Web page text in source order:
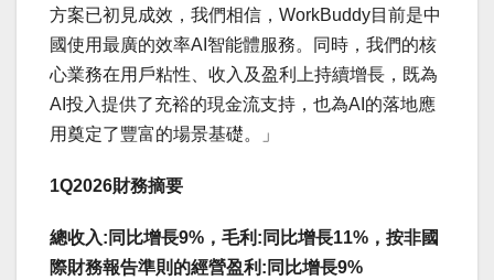
方案已初見成效，我們相信，WorkBuddy目前是中
國使用最廣的效率AI智能體服務。同時，我們的核
心業務在用戶粘性、收入及盈利上持續增長，既為
AI投入提供了充裕的現金流支持，也為AI的落地應
用奠定了豐富的場景基礎。」
1Q2026財務摘要
總收入: 同比增長9% ，毛利 : 同比增長11% ，按非國
際財務報告準則的經營盈利 : 同比增長9%